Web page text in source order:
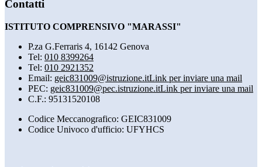
Contatti
ISTITUTO COMPRENSIVO "MARASSI"
P.za G.Ferraris 4, 16142 Genova
Tel: 010 8399264
Tel: 010 2921352
Email: geic831009@istruzione.itLink per inviare una mail
PEC: geic831009@pec.istruzione.itLink per inviare una mail
C.F.: 95131520108
Codice Meccanografico: GEIC831009
Codice Univoco d'ufficio: UFYHCS